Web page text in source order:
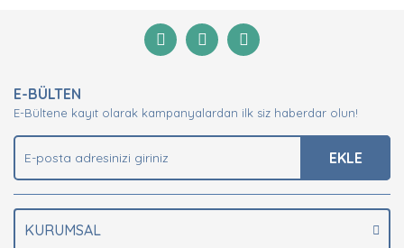
Yorum Yaz
Görüş ve önerileriniz için teşekkür ederiz.
Ürün açıklamasında eksik bilgiler bulunuyor.
Ürün bilgilerinde hatalar bulunuyor.
E-BÜLTEN
E-Bültene kayıt olarak kampanyalardan ilk siz haberdar olun!
EKLE
KURUMSAL